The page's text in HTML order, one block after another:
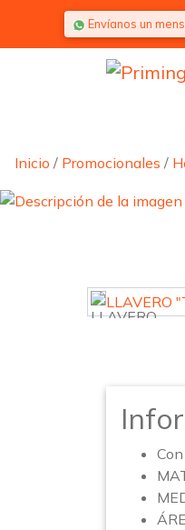
Saltar al contenido
Envíanos un
Inicio / Promocionales /